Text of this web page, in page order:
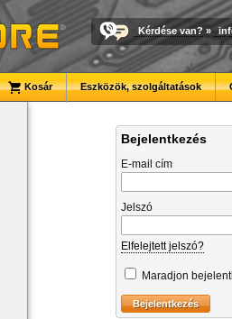
Kérdése van? »
Kosár Eszközök, szolgáltatások
Bejelentkezés
E-mail cím
Jelszó
Elfelejtett jelszó?
Maradjon